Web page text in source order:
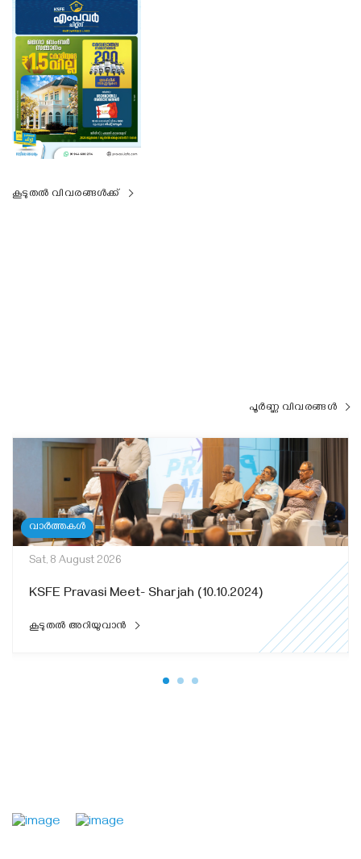
കൂടുതൽ വിവരങ്ങൾക്ക്
പൂർണ്ണ വിവരങ്ങൾ
വാർത്തകൾ
Sat, 8 August 2026
KSFE Pravasi Meet- Sharjah (10.10.2024)
കൂടുതൽ അറിയുവാൻ